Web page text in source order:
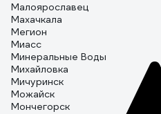
Малоярославец
Махачкала
Мегион
Миасс
Минеральные Воды
Михайловка
Мичуринск
Можайск
Мончегорск